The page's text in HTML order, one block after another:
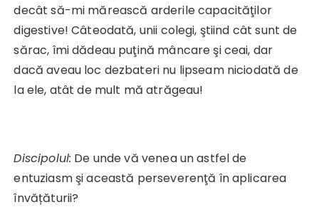
decât să-mi mărească arderile capacităţilor
digestive! Câteodată, unii colegi, ştiind cât sunt de
sărac, îmi dădeau puţină mâncare şi ceai, dar
dacă aveau loc dezbateri nu lipseam niciodată de
la ele, atât de mult mă atrăgeau!
Discipolul: De unde vă venea un astfel de
entuziasm şi această perseverenţă în aplicarea
învățăturii?